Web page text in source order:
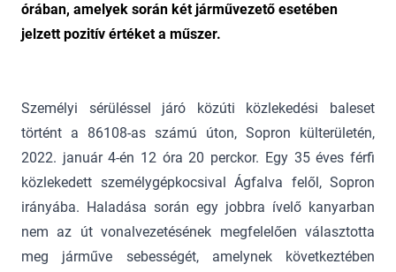
órában, amelyek során két járművezető esetében
jelzett pozitív értéket a műszer.
Személyi sérüléssel járó közúti közlekedési baleset
történt a 86108-as számú úton, Sopron külterületén,
2022. január 4-én 12 óra 20 perckor. Egy 35 éves férfi
közlekedett személygépkocsival Ágfalva felől, Sopron
irányába. Haladása során egy jobbra ívelő kanyarban
nem az út vonalvezetésének megfelelően választotta
meg járműve sebességét, amelynek következtében